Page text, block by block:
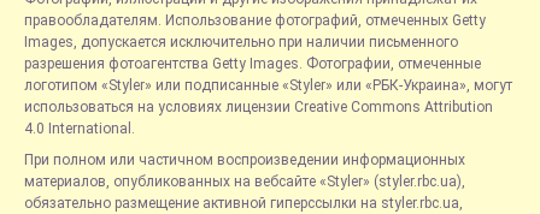
правообладателям. Использование фотографий, отмеченных Getty
Images, допускается исключительно при наличии письменного
разрешения фотоагентства Getty Images. Фотографии, отмеченные
логотипом «Styler» или подписанные «Styler» или «РБК-Украина», могут
использоваться на условиях лицензии Creative Commons Attribution
4.0 International.
При полном или частичном воспроизведении информационных
материалов, опубликованных на вебсайте «Styler» (styler.rbc.ua),
обязательно размещение активной гиперссылки на styler.rbc.ua,